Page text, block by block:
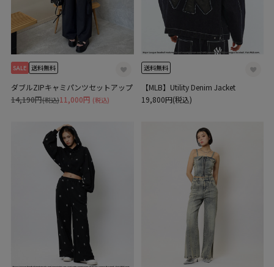
SALE 送料無料
ダブルZIPキャミパンツセットアップ
11,000円 (税込)
14,190円(税込)
送料無料
【MLB】Utility Denim Jacket
19,800円(税込)